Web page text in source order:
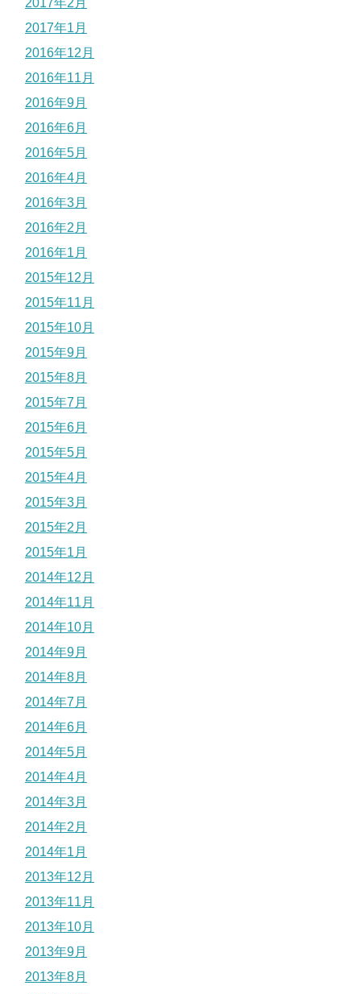
2017年2月
2017年1月
2016年12月
2016年11月
2016年9月
2016年6月
2016年5月
2016年4月
2016年3月
2016年2月
2016年1月
2015年12月
2015年11月
2015年10月
2015年9月
2015年8月
2015年7月
2015年6月
2015年5月
2015年4月
2015年3月
2015年2月
2015年1月
2014年12月
2014年11月
2014年10月
2014年9月
2014年8月
2014年7月
2014年6月
2014年5月
2014年4月
2014年3月
2014年2月
2014年1月
2013年12月
2013年11月
2013年10月
2013年9月
2013年8月